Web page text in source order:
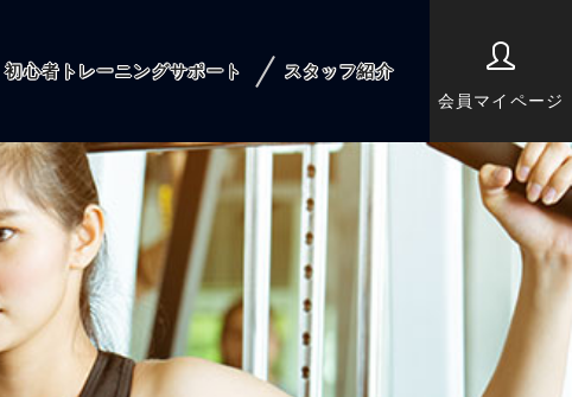
初心者トレーニングサポート
スタッフ紹介
会員マイページ